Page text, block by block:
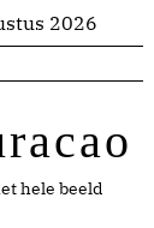
2026
hele beeld